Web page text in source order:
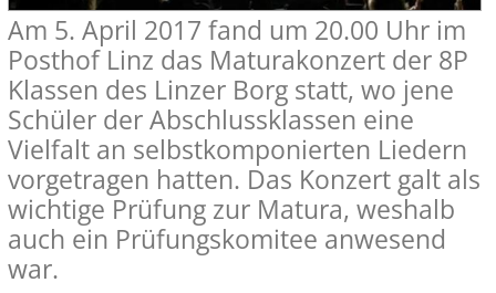
Am 5. April 2017 fand um 20.00 Uhr im
Posthof Linz das Maturakonzert der 8P
Klassen des Linzer Borg statt, wo jene
Schüler der Abschlussklassen eine
Vielfalt an selbstkomponierten Liedern
vorgetragen hatten. Das Konzert galt als
wichtige Prüfung zur Matura, weshalb
auch ein Prüfungskomitee anwesend
war.